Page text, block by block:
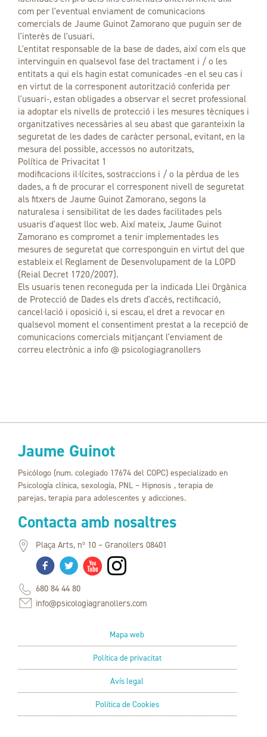
com per l'eventual enviament de comunicacions
comercials de Jaume Guinot Zamorano que puguin ser de
l'interès de l'usuari.
L'entitat responsable de la base de dades, així com els que
intervinguin en qualsevol fase del tractament i / o les
entitats a qui els hagin estat comunicades -en el seu cas i
en virtut de la corresponent autorització conferida per
l'usuari-, estan obligades a observar el secret professional
ia adoptar els nivells de protecció i les mesures tècniques i
organitzatives necessàries al seu abast que garanteixin la
seguretat de les dades de caràcter personal, evitant, en la
mesura del possible, accessos no autoritzats,
Política de Privacitat 1
modificacions il·lícites, sostraccions i / o la pèrdua de les
dades, a fi de procurar el corresponent nivell de seguretat
als fitxers de Jaume Guinot Zamorano, segons la
naturalesa i sensibilitat de les dades facilitades pels
usuaris d'aquest lloc web. Així mateix, Jaume Guinot
Zamorano es compromet a tenir implementades les
mesures de seguretat que corresponguin en virtut del que
estableix el Reglament de Desenvolupament de la LOPD
(Reial Decret 1720/2007).
Els usuaris tenen reconeguda per la indicada Llei Orgànica
de Protecció de Dades els drets d'accés, rectificació,
cancel·lació i oposició i, si escau, el dret a revocar en
qualsevol moment el consentiment prestat a la recepció de
comunicacions comercials mitjançant l'enviament de
correu electrònic a info @ psicologiagranollers
Jaume Guinot
Psicólogo (num. colegiado 17674 del COPC) especializado en
Psicología clínica, sexología, PNL – Hipnosis , terapia de
parejas, terapia para adolescentes y adicciones.
Contacta amb nosaltres
Plaça Arts, nº 10 – Granollers 08401
680 84 44 80
info@psicologiagranollers.com
Mapa web
Política de privacitat
Avís legal
Política de Cookies